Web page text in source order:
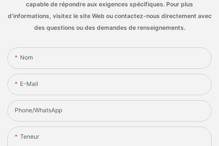
capable de répondre aux exigences spécifiques. Pour plus
d'informations, visitez le site Web ou contactez-nous directement avec
des questions ou des demandes de renseignements.
Nom
E-Mail
Phone/whatsApp
Teneur